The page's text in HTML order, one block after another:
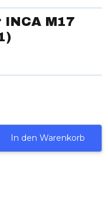
M17
In den Warenkorb